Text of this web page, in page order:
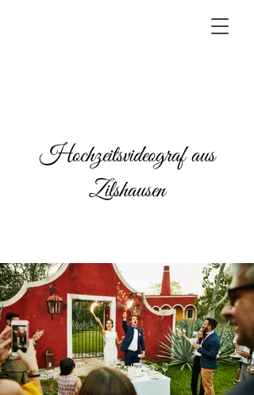
Hochzeitsvideograf aus
Zilshausen